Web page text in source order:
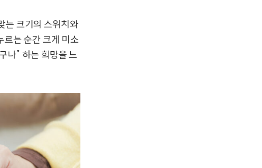
는 크기의 스위치와
르는 순간 크게 미소
나” 하는 희망을 느